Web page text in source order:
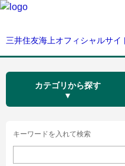
三井住友海上オフィシャルサイ
カテゴリから探す
キーワードを入れて検索